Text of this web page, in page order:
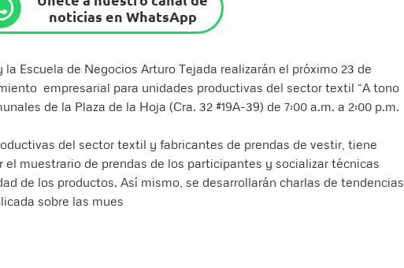
noticias en WhatsApp
Escuela de Negocios Arturo Tejada realizarán el próximo 23 de
empresarial para unidades productivas del sector textil “A tono
de la Plaza de la Hoja (Cra. 32 #19A-39) de 7:00 a.m. a 2:00 p.m.
del sector textil y fabricantes de prendas de vestir, tiene
el muestrario de prendas de los participantes y socializar técnicas
de los productos. Así mismo, se desarrollarán charlas de tendencias
sobre las mues